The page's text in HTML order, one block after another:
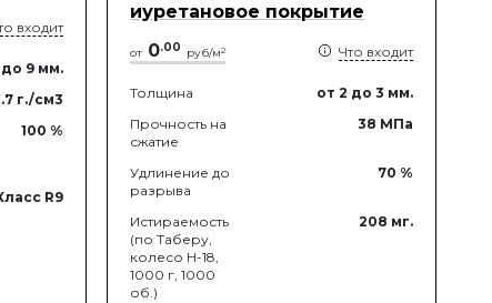
входит
до 9 мм.
г./см3
100 %
R9
иуретановое покрытие
от 0.00 руб/м2 Что входит
Толщина от 2 до 3 мм.
Прочность на
сжатие
38 МПа
Удлинение до
разрыва
70 %
Истираемость
(по Таберу,
колесо Н-18,
1000 г, 1000
об.)
208 мг.